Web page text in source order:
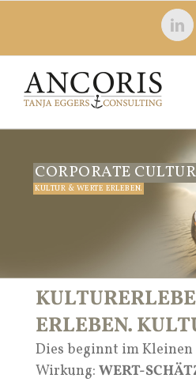
springen
CORPORATE
KULTUR & WERTE ERLEBEN.
ERLEBEN.
Dies beginnt im
Wirkung: WERT-